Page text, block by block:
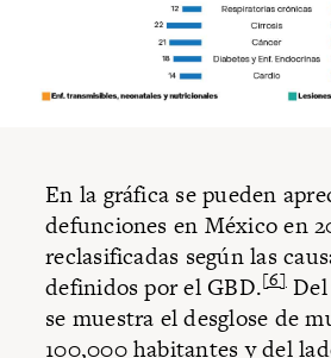
En la gráfica se pueden
defunciones en México en
reclasificadas según las
definidos por el GBD.[6]Del
se muestra el desglose de
100,000 habitantes y del